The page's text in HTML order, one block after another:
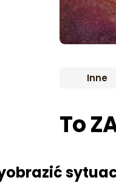
Inne
To